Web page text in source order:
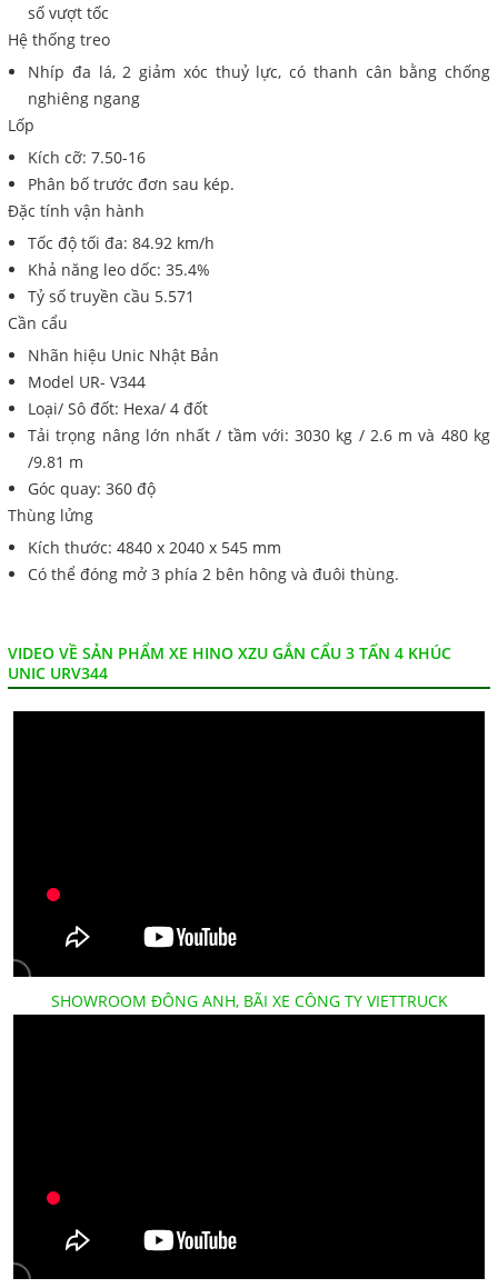
số vượt tốc
Hệ thống treo
Nhíp đa lá, 2 giảm xóc thuỷ lực, có thanh cân bằng chống
nghiêng ngang
Lốp
Kích cỡ: 7.50-16
Phân bố trước đơn sau kép.
Đặc tính vận hành
Tốc độ tối đa: 84.92 km/h
Khả năng leo dốc: 35.4%
Tỷ số truyền cầu 5.571
Cần cẩu
Nhãn hiệu Unic Nhật Bản
Model UR- V344
Loại/ Sô đốt: Hexa/ 4 đốt
Tải trọng nâng lớn nhất / tầm với: 3030 kg / 2.6 m và 480 kg
/9.81 m
Góc quay: 360 độ
Thùng lửng
Kích thước: 4840 x 2040 x 545 mm
Có thể đóng mở 3 phía 2 bên hông và đuôi thùng.
VIDEO VỀ SẢN PHẨM XE HINO XZU GẮN CẨU 3 TẤN 4 KHÚC
UNIC URV344
SHOWROOM ĐÔNG ANH, BÃI XE CÔNG TY VIETTRUCK